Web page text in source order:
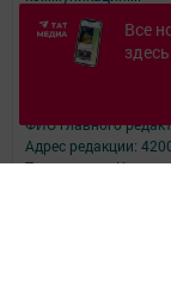
Все
здесь
Наименование СМИ:
№ свидетельства о
06.12.2016г.
выдано
информационных
ФИО главного
Адрес редакции:
Татарстан, г.